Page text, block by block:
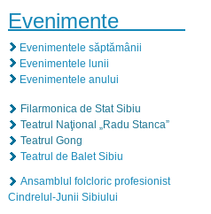
Evenimente
Evenimentele săptămânii
Evenimentele lunii
Evenimentele anului
Filarmonica de Stat Sibiu
Teatrul Naţional „Radu Stanca”
Teatrul Gong
Teatrul de Balet Sibiu
Ansamblul folcloric profesionist
Cindrelul-Junii Sibiului